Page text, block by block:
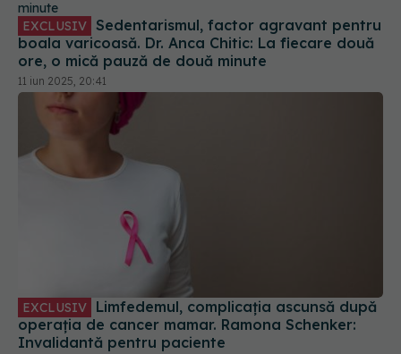
EXCLUSIV
boala varicoasă. Dr. Anca Chitic: La fiecare două
ore, o mică pauză de două minute
11 iun 2025, 20:41
EXCLUSIV
operația de cancer mamar. Ramona Schenker:
Invalidantă pentru paciente